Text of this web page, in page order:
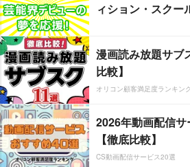
ィション・スク
漫画読み放題サブ
比較】
オリコン顧客満足度ランキン
2026年動画配信
【徹底比較】
CS動画配信サービス20選